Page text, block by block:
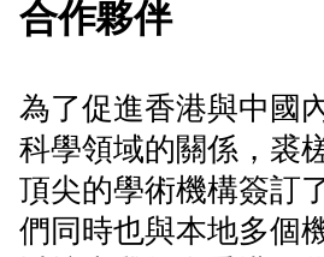
Sign in
Email
Password
合作夥伴
為了促進香港與中國
科學領域的關係，裘
頂尖的學術機構簽訂
們同時也與本地多個